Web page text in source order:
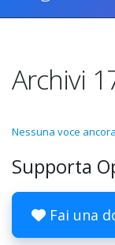
Archivi
Nessuna voce
Supporta
Fai una